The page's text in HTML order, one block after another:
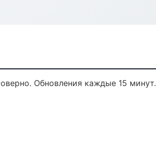
Обновления каждые 15 минут.